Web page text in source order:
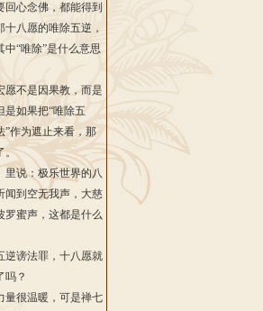
回心念佛，都能得到
十八愿的唯除五逆，
中“唯除”是什么意思
愿不是因果教，而是
是如果把“唯除五
”作为遮止来看，那
。
里说：极乐世界的八
闻到空无我声，大慈
罗蜜声，这都是什么
逆谤法罪，十八愿就
吗？
量很温暖，可是禅七